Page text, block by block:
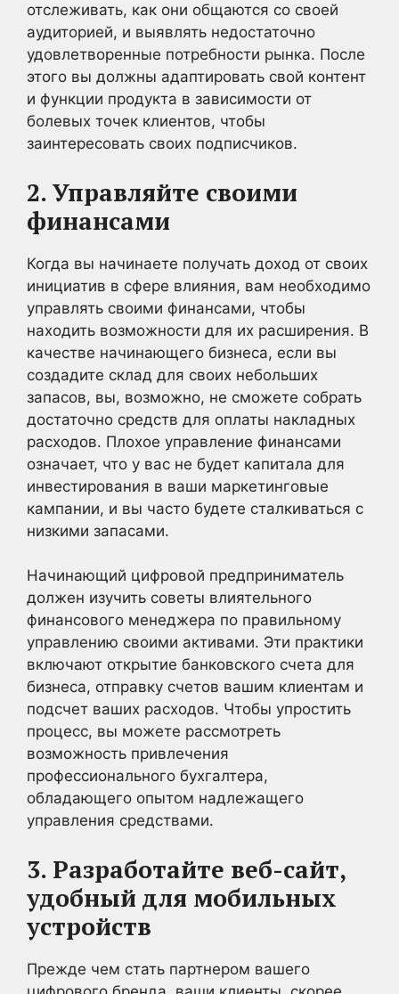
отслеживать, как они общаются со своей
аудиторией, и выявлять недостаточно
удовлетворенные потребности рынка. После
этого вы должны адаптировать свой контент
и функции продукта в зависимости от
болевых точек клиентов, чтобы
заинтересовать своих подписчиков.
2. Управляйте своими
финансами
Когда вы начинаете получать доход от своих
инициатив в сфере влияния, вам необходимо
управлять своими финансами, чтобы
находить возможности для их расширения. В
качестве начинающего бизнеса, если вы
создадите склад для своих небольших
запасов, вы, возможно, не сможете собрать
достаточно средств для оплаты накладных
расходов. Плохое управление финансами
означает, что у вас не будет капитала для
инвестирования в ваши маркетинговые
кампании, и вы часто будете сталкиваться с
низкими запасами.
Начинающий цифровой предприниматель
должен изучить советы влиятельного
финансового менеджера по правильному
управлению своими активами. Эти практики
включают открытие банковского счета для
бизнеса, отправку счетов вашим клиентам и
подсчет ваших расходов. Чтобы упростить
процесс, вы можете рассмотреть
возможность привлечения
профессионального бухгалтера,
обладающего опытом надлежащего
управления средствами.
3. Разработайте веб-сайт,
удобный для мобильных
устройств
Прежде чем стать партнером вашего